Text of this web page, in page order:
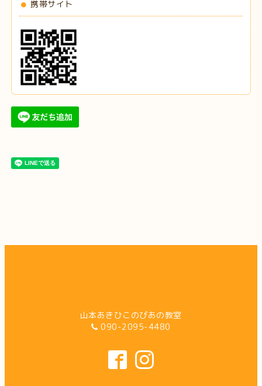
携帯サイト
山本あきひこのぴあの教室
090-2095-4480